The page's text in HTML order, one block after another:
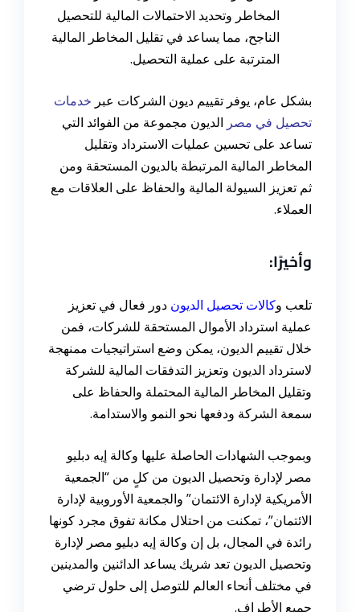
المخاطر وتحديد الاحتمالات المالية للتحصيل
الناجح، مما يساعد في تقليل المخاطر المالية
المترتبة على عملية التحصيل.
بشكل عام، يوفر تقييم ديون الشركات عبر خدمات
تحصيل في مصر الديون مجموعة من الفوائد التي
تساعد على تحسين عمليات الاسترداد وتقليل
المخاطر المالية المرتبطة بالديون المستحقة ومن
ثم تعزيز السيولة المالية والحفاظ على العلاقات مع
العملاء.
وأخيرًا:
تلعب وكالات تحصيل الديون دور فعال في تعزيز
عملية استرداد الأموال المستحقة للشركات، فمن
خلال تقييم الديون، يمكن وضع استراتيجيات ممنهجة
لاسترداد الديون وتعزيز التدفقات المالية للشركة
وتقليل المخاطر المالية المحتملة والحفاظ على
سمعة الشركة ودفعها نحو النمو والاستدامة.
وبموجب الشهادات الحاصلة عليها وكالة إيه دبليو
مصر لإدارة وتحصيل الديون من كلٍ من “الجمعية
الأمريكية لإدارة الائتمان” والجمعية الأوروبية لإدارة
الائتمان”، تمكنت من احتلال مكانة تفوق مجرد كونها
رائدة في المجال، بل إن وكالة إيه دبليو مصر لإدارة
وتحصيل الديون تعد شريك يساعد الدائنين والمدينين
في مختلف أنحاء العالم للتوصل إلى حلول ترضي
جميع الأطراف.